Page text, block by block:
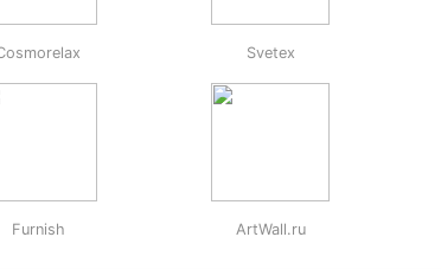
Svetex
Furnish ArtWall.ru